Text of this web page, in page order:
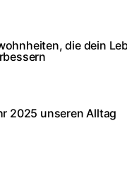
die dein
2025 unseren Alltag